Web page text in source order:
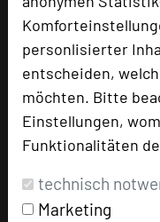
personlisierter
entscheiden,
möchten. Bitte
Einstellungen,
Funktionalitäten
technisch
Marketing
Hoteldaten
Max.
Parlamentarisch
Reihenbestuhlung